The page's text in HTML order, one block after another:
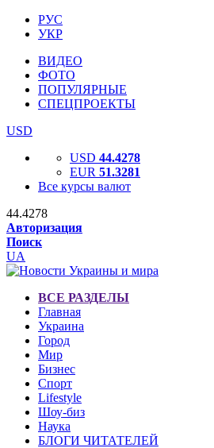
РУС
УКР
ВИДЕО
ФОТО
ПОПУЛЯРНЫЕ
СПЕЦПРОЕКТЫ
USD
USD 44.4278
EUR 51.3281
Все курсы валют
44.4278
Авторизация
Поиск
UA
ВСЕ РАЗДЕЛЫ
Главная
Украина
Город
Мир
Бизнес
Спорт
Lifestyle
Шоу-биз
Наука
БЛОГИ ЧИТАТЕЛЕЙ